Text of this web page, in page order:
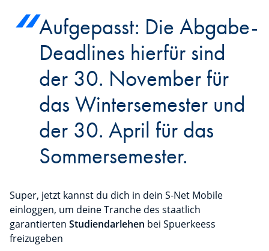
Aufgepasst: Die Abgabe-
Deadlines hierfür sind
der 30. November für
das Wintersemester und
der 30. April für das
Sommersemester.
Super, jetzt kannst du dich in dein S-Net Mobile
einloggen, um deine Tranche des staatlich
garantierten Studiendarlehen bei Spuerkeess
freizugeben